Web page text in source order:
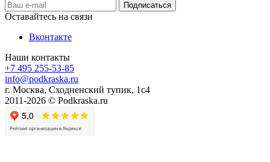
Оставайтесь на связи
Вконтакте
Наши контакты
+7 495 255-53-85
info@podkraska.ru
г. Москва, Сходненский тупик, 1с4
2011-2026 © Podkraska.ru